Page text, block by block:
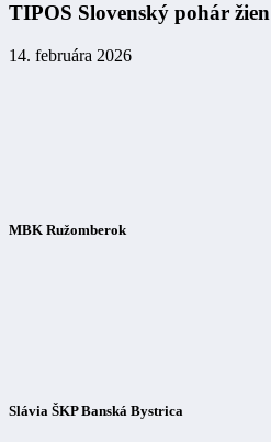
TIPOS Slovenský pohár žien
14. februára 2026
MBK Ružomberok
Slávia ŠKP Banská Bystrica